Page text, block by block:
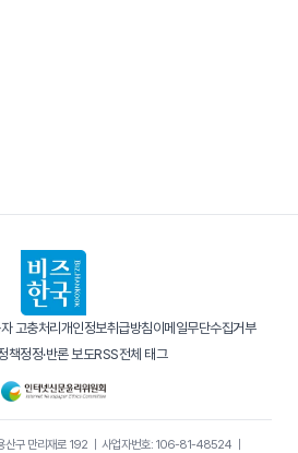
고충처리 개인정보취급방침이메일무단수집거부
책정정·반론 보도RSS전체 태그
산구 만리재로 192｜ 사업자번호: 106-81-48524｜